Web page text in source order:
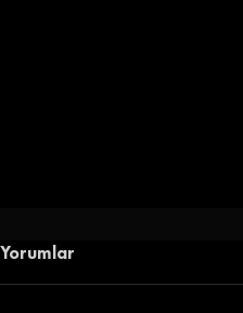
Yorumlar